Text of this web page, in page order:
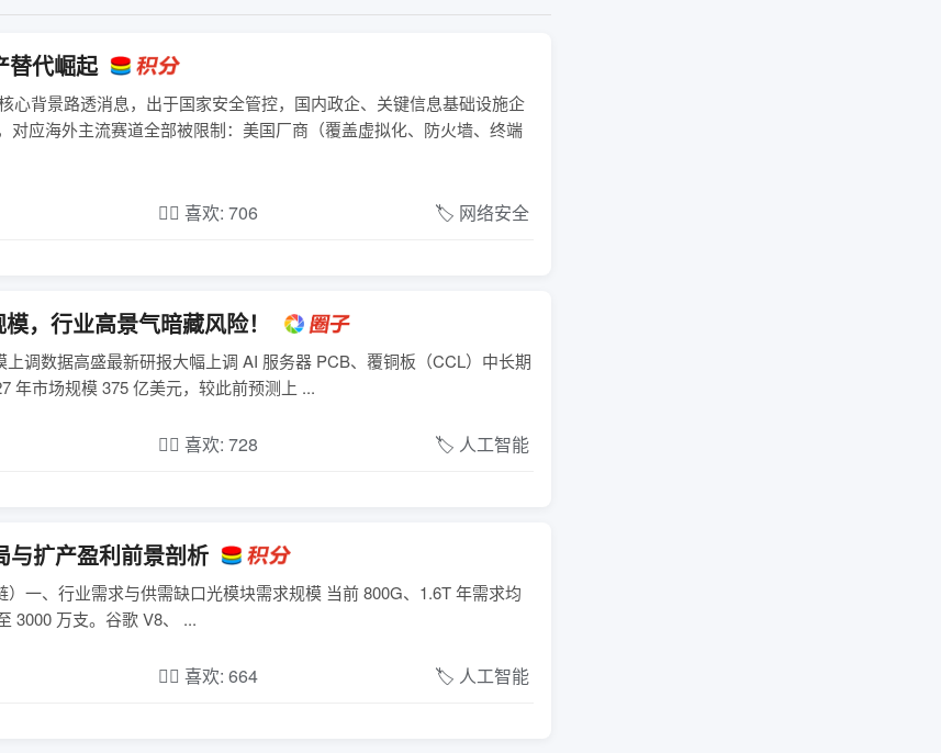
替代崛起
背景路透消息，出于国家安全管控，国内政企、关键信息基础设施企
应海外主流赛道全部被限制：美国厂商（覆盖虚拟化、防火墙、终端
❤️‍🔥 喜欢: 706 🏷️ 网络安全
，行业高景气暗藏风险！
调数据高盛最新研报大幅上调 AI 服务器 PCB、覆铜板（CCL）中长期
年市场规模 375 亿美元，较此前预测上 ...
❤️‍🔥 喜欢: 728 🏷️ 人工智能
与扩产盈利前景剖析
一、行业需求与供需缺口光模块需求规模 当前 800G、1.6T 年需求均
3000 万支。谷歌 V8、 ...
❤️‍🔥 喜欢: 664 🏷️ 人工智能